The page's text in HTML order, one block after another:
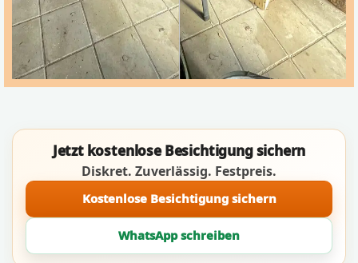
Jetzt kostenlose Besichtigung sichern
Diskret. Zuverlässig. Festpreis.
Kostenlose Besichtigung sichern
WhatsApp schreiben